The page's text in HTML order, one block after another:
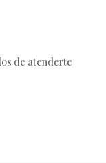
de atenderte